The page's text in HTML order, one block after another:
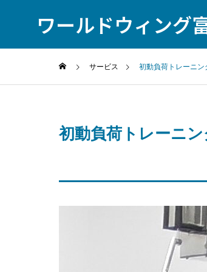
ワールドウィング
サービス 初動負荷トレーニン
初動負荷トレーニ